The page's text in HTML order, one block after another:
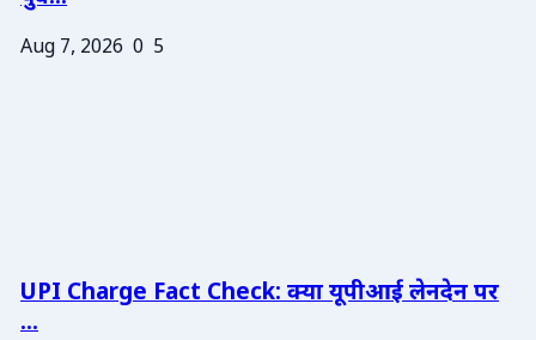
Aug 7, 2026 0 5
UPI Charge Fact Check: क्या यूपीआई लेनदेन पर
...